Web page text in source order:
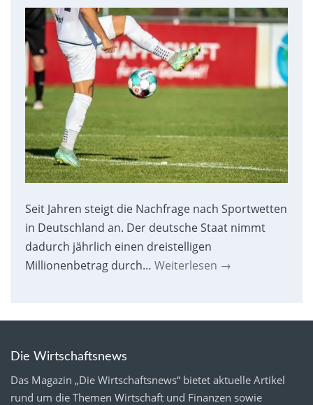
Seit Jahren steigt die Nachfrage nach Sportwetten
in Deutschland an. Der deutsche Staat nimmt
dadurch jährlich einen dreistelligen
Millionenbetrag durch… Weiterlesen →
Die Wirtschaftsnews
Das Magazin „Die Wirtschaftsnews“ bietet aktuelle Artikel
rund um die Themen Wirtschaft und Finanzen sowie